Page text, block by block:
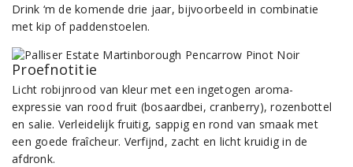
Drink ‘m de komende drie jaar, bijvoorbeeld in combinatie
met kip of paddenstoelen.
Proefnotitie
Licht robijnrood van kleur met een ingetogen aroma-
expressie van rood fruit (bosaardbei, cranberry), rozenbottel
en salie. Verleidelijk fruitig, sappig en rond van smaak met
een goede fraîcheur. Verfijnd, zacht en licht kruidig in de
afdronk.